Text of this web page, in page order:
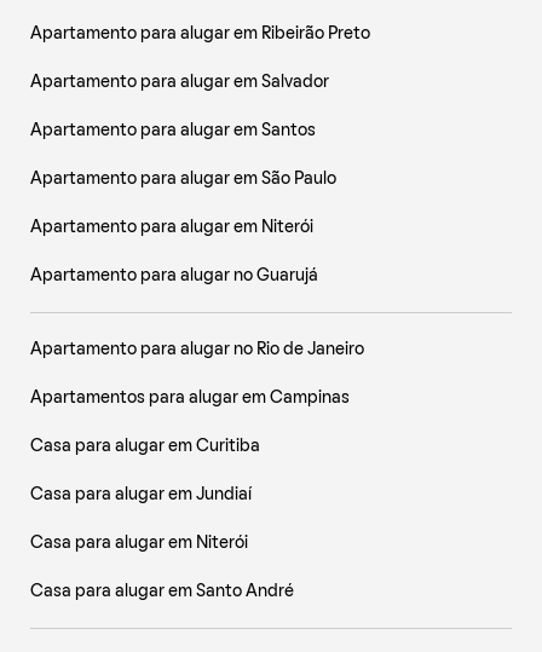
Apartamento para alugar em Ribeirão Preto
Apartamento para alugar em Salvador
Apartamento para alugar em Santos
Apartamento para alugar em São Paulo
Apartamento para alugar em Niterói
Apartamento para alugar no Guarujá
Apartamento para alugar no Rio de Janeiro
Apartamentos para alugar em Campinas
Casa para alugar em Curitiba
Casa para alugar em Jundiaí
Casa para alugar em Niterói
Casa para alugar em Santo André